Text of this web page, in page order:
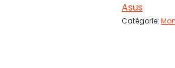
Asus
Catégorie: